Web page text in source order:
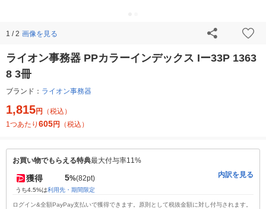
1 / 2 画像を見る
ライオン事務器 PPカラーインデックス Iー33P 1363
8 3冊
ブランド： ライオン事務器
1,815円
（税込）
1つあたり 605円 （税込）
お買い物でもらえる特典最大付与率11%
獲得 5%(82pt)
うち4.5%は利用先・期間限定
内訳を見る
ログイン&全額PayPay支払いで獲得できます。原則として税抜金額に対し付与されます。